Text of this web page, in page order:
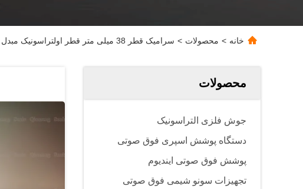
خانه > محصولات > سرامیک قطر 38 میلی متر قطر اولتراسونیک مبدل 20kz برای ساخت پارچه پزشکی
محصولات
جوش فلزی التراسونیک
دستگاه پوشش اسپری فوق صوتی
پوشش فوق صوتی ایندیوم
تجهیزات سونو شیمی فوق صوتی